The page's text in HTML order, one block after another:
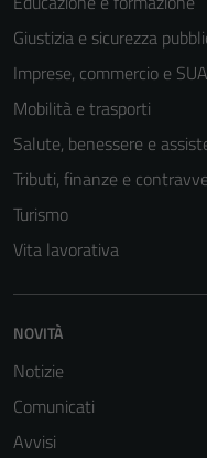
Giustizia e sicurezza
Imprese, commercio e
Mobilità e trasporti
Salute, benessere e
Tributi, finanze e
Turismo
Vita lavorativa
NOVITÀ
Notizie
Comunicati
Avvisi